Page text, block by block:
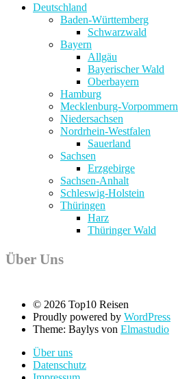
Deutschland
Baden-Württemberg
Schwarzwald
Bayern
Allgäu
Bayerischer Wald
Oberbayern
Hamburg
Mecklenburg-Vorpommern
Niedersachsen
Nordrhein-Westfalen
Sauerland
Sachsen
Erzgebirge
Sachsen-Anhalt
Schleswig-Holstein
Thüringen
Harz
Thüringer Wald
Über Uns
© 2026 Top10 Reisen
Proudly powered by WordPress
Theme: Baylys von Elmastudio
Über uns
Datenschutz